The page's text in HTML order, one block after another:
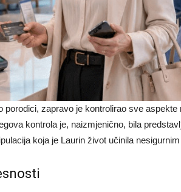
porodici, zapravo je kontrolirao sve
kontrola je, naizmjenično, bila
koja je Laurin život učinila